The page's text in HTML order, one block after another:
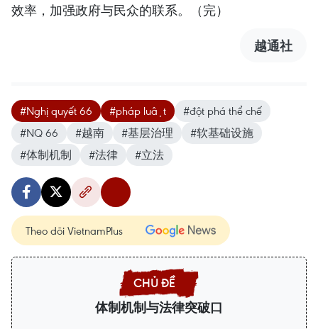
效率，加强政府与民众的联系。（完）
越通社
#Nghị quyết 66 #pháp luật
#đột phá thể chế
#NQ 66
#越南 #基层治理
#软基础设施
#体制机制
#法律 #立法
Theo dõi VietnamPlus
体制机制与法律突破口